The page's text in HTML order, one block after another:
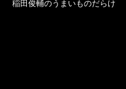
稲田俊輔のうまいものだらけ